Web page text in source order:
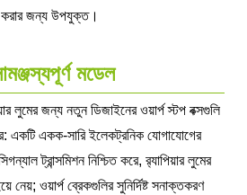
করার জন্য উপযুক্ত।
মডেল
লুমের জন্য নতুন ডিজাইনের ওয়ার্প স্টপ বক্সগুলি
একটি একক-সারি ইলেকট্রনিক যোগাযোগের
ট্রান্সমিশন নিশ্চিত করে, র‌্যাপিয়ার লুমের
নেয়; ওয়ার্প ব্রেকগুলির সুনির্দিষ্ট সনাক্তকরণ